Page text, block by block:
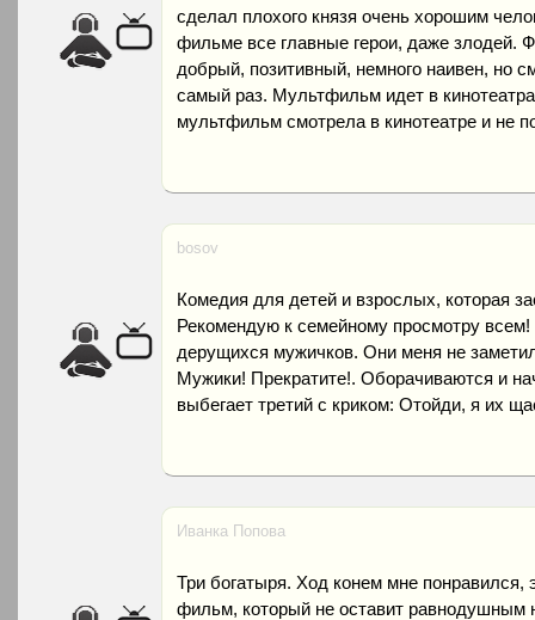
сделал плохого князя очень хорошим
фильме все главные герои, даже злодей.
добрый, позитивный, немного наивен, но
самый раз. Мультфильм идет в
мультфильм смотрела в кинотеатре и не
bosov
Комедия для детей и взрослых, которая
Рекомендую к семейному просмотру
дерущихся мужичков. Они меня не
Мужики! Прекратите!. Оборачиваются и
выбегает третий с криком: Отойди, я их
Иванка Попова
Три богатыря. Ход конем мне понравился,
фильм, который не оставит равнодушным